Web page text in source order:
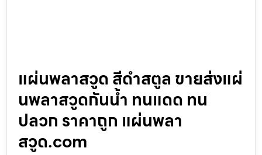
แผ่นพลาสวูด สีดำสตูล ขายส่งแผ่
นพลาสวูดกันน้ำ ทนแดด ทน
ปลวก ราคาถูก แผ่นพลา
สวูด.com